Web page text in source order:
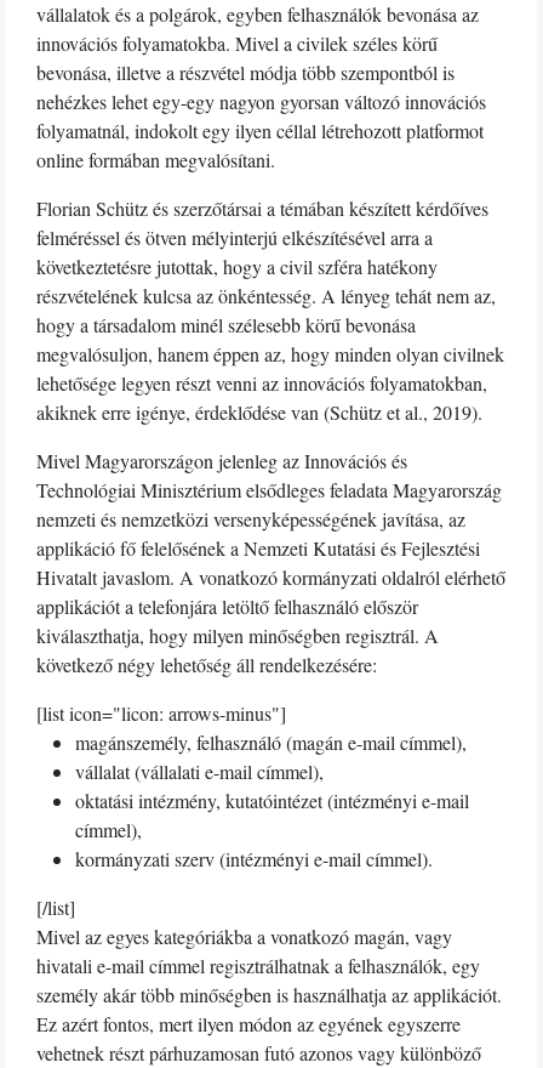
vállalatok és a polgárok, egyben felhasználók bevonása az
innovációs folyamatokba. Mivel a civilek széles körű
bevonása, illetve a részvétel módja több szempontból is
nehézkes lehet egy-egy nagyon gyorsan változó innovációs
folyamatnál, indokolt egy ilyen céllal létrehozott platformot
online formában megvalósítani.
Florian Schütz és szerzőtársai a témában készített kérdőíves
felméréssel és ötven mélyinterjú elkészítésével arra a
következtetésre jutottak, hogy a civil szféra hatékony
részvételének kulcsa az önkéntesség. A lényeg tehát nem az,
hogy a társadalom minél szélesebb körű bevonása
megvalósuljon, hanem éppen az, hogy minden olyan civilnek
lehetősége legyen részt venni az innovációs folyamatokban,
akiknek erre igénye, érdeklődése van (Schütz et al., 2019).
Mivel Magyarországon jelenleg az Innovációs és
Technológiai Minisztérium elsődleges feladata Magyarország
nemzeti és nemzetközi versenyképességének javítása, az
applikáció fő felelősének a Nemzeti Kutatási és Fejlesztési
Hivatalt javaslom. A vonatkozó kormányzati oldalról elérhető
applikációt a telefonjára letöltő felhasználó először
kiválaszthatja, hogy milyen minőségben regisztrál. A
következő négy lehetőség áll rendelkezésére:
[list icon="licon: arrows-minus"]
magánszemély, felhasználó (magán e-mail címmel),
vállalat (vállalati e-mail címmel),
oktatási intézmény, kutatóintézet (intézményi e-mail
címmel),
kormányzati szerv (intézményi e-mail címmel).
[/list]
Mivel az egyes kategóriákba a vonatkozó magán, vagy
hivatali e-mail címmel regisztrálhatnak a felhasználók, egy
személy akár több minőségben is használhatja az applikációt.
Ez azért fontos, mert ilyen módon az egyének egyszerre
vehetnek részt párhuzamosan futó azonos vagy különböző